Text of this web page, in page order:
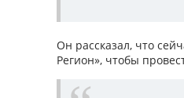
Он рассказал, что
Регион», чтобы